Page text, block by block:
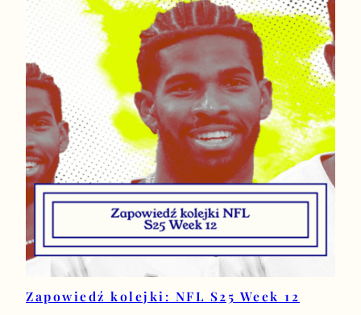
Zapowiedź kolejki: NFL S25 Week 12